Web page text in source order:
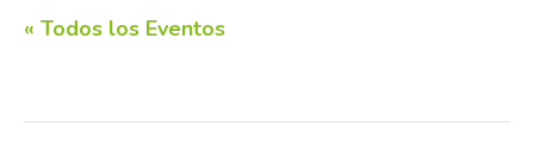
« Todos los Eventos